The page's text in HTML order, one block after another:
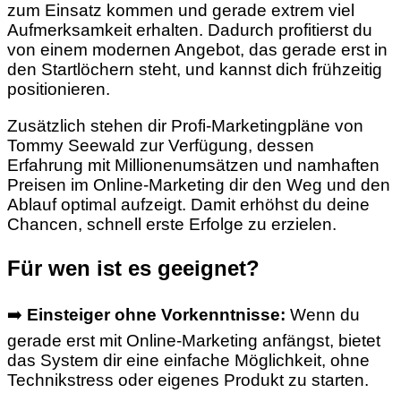
zum Einsatz kommen und gerade extrem viel
Aufmerksamkeit erhalten. Dadurch profitierst du
von einem modernen Angebot, das gerade erst in
den Startlöchern steht, und kannst dich frühzeitig
positionieren.
Zusätzlich stehen dir Profi-Marketingpläne von
Tommy Seewald zur Verfügung, dessen
Erfahrung mit Millionenumsätzen und namhaften
Preisen im Online-Marketing dir den Weg und den
Ablauf optimal aufzeigt. Damit erhöhst du deine
Chancen, schnell erste Erfolge zu erzielen.
Für wen ist es geeignet?
➡️ Einsteiger ohne Vorkenntnisse: Wenn du
gerade erst mit Online-Marketing anfängst, bietet
das System dir eine einfache Möglichkeit, ohne
Technikstress oder eigenes Produkt zu starten.